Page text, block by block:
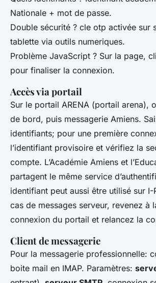
Nationale + mot de passe.
Double sécurité ? cle otp activée sur
tablette via outils numeriques.
Problème JavaScript ? Sur la page,
pour finaliser la connexion.
Accès via portail
Sur le portail ARENA (portail arena),
de bord, puis messagerie Amiens.
identifiants; pour une première
l’identifiant provisoire et vérifiez la
compte. L’Académie Amiens et
partagent le même service
identifiant peut aussi être utilisé sur I-
cas de messages serveur, revenez à
connexion du portail et relancez la
Client de messagerie
Pour la messagerie professionnelle:
boite mail en IMAP. Paramètres: